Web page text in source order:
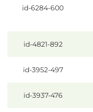
id-6284-600
id-4821-892
id-3952-497
id-3937-476